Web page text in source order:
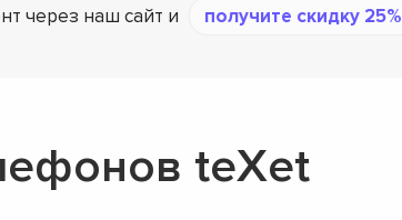
через наш сайт и получите скидку 25%
teXet